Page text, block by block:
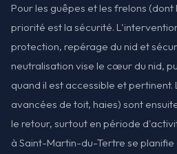
Pour les guêpes et les frelons
priorité est la sécurité.
protection, repérage du nid et
neutralisation vise le cœur du nid,
quand il est accessible et
avancées de toit, haies) sont
le retour, surtout en période
à Saint-Martin-du-Tertre se planifie